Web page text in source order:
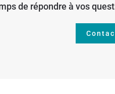
de répondre à vos